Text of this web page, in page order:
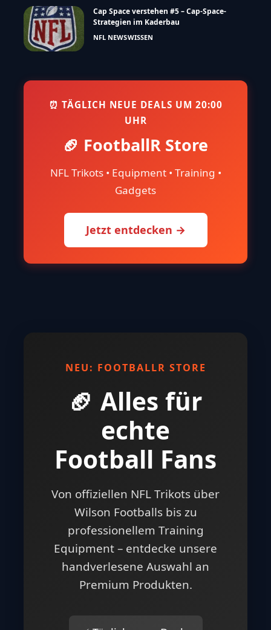
Cap Space verstehen #5 – Cap-Space-
Strategien im Kaderbau
NFL NEWSWISSEN
⏰ TÄGLICH NEUE DEALS UM 20:00
UHR
🏈 FootballR Store
NFL Trikots • Equipment • Training •
Gadgets
Jetzt entdecken →
NEU: FOOTBALLR STORE
🏈 Alles für
echte
Football Fans
Von offiziellen NFL Trikots über
Wilson Footballs bis zu
professionellem Training
Equipment – entdecke unsere
handverlesene Auswahl an
Premium Produkten.